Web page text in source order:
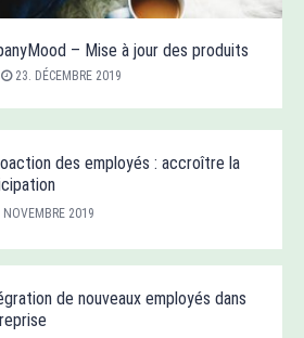
– Mise à jour des produits
23. DÉCEMBRE 2019
des employés : accroître la
2019
de nouveaux employés dans